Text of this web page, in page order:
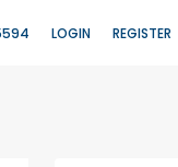
LOGIN REGISTER